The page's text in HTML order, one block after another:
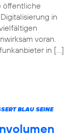
öffentliche
in
voran.
in […]
BLAU SEINE